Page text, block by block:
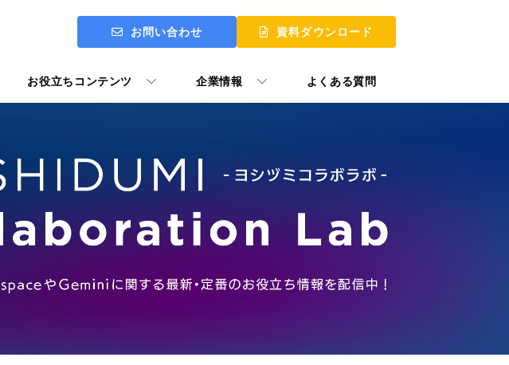
お問い合わせ 資料ダウンロード
ITアセスメント診断 ENGAGE UP
Google Workspace導入支援 MY START
お役立ちコンテンツ 企業情報
社長メッセージ
よくある質問